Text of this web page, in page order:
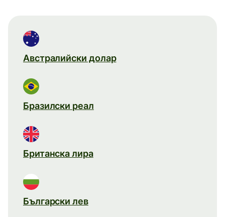
Австралийски долар
Бразилски реал
Британска лира
Български лев